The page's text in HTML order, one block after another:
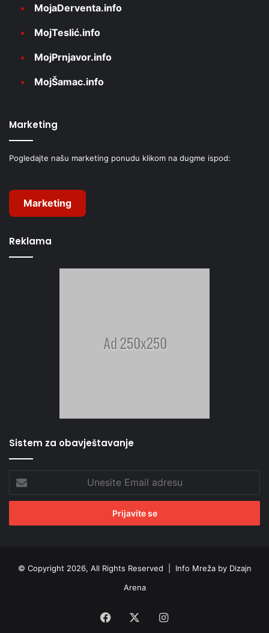
MojaDerventa.info
MojTeslić.info
MojPrnjavor.info
MojŠamac.info
Marketing
Pogledajte našu marketing ponudu klikom na dugme ispod:
Marketing
Reklama
Sistem za obavještavanje
Email
adresu
© Copyright 2026, All Rights Reserved | Info Mreža by Dizajn
Arena
Facebook Instagram